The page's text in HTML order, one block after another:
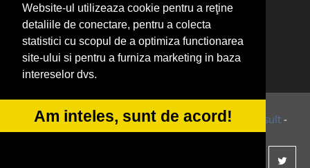
Website-ul utilizeaza cookie pentru a reţine
detaliile de conectare, pentru a colecta
statistici cu scopul de a optimiza functionarea
site-ului si pentru a furniza marketing in baza
intereselor dvs.
Am inteles, sunt de acord!
Birouri-Cadastru.ro
Cabinet-Individual.ro
CramaVinuri.ro
InstalatiiSolare.com
© 2014-2026 Powered byVilonMedia&Tokaido Consult -